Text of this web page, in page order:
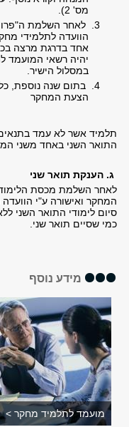
מס' 2).
לאחר השלמת
הוועדה לתלמידי
אחד בדרגת מרצה
יהיה רשאי המועמד
במסלול הישיר.
בתום שנה נוספת,
הצעת המחקר
תלמיד אשר לא עמד בתנאים
התואר השני באחד משני
ג. הענקת תואר שני
המחקר ואישורה ע"י
סיום לימודי התואר השני
כמי שסיים תואר שני.
מידע נוסף
מועמד לתלמיד מחקר >